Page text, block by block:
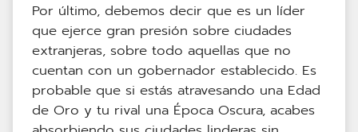
Por último, debemos decir que es un líder
que ejerce gran presión sobre ciudades
extranjeras, sobre todo aquellas que no
cuentan con un gobernador establecido. Es
probable que si estás atravesando una Edad
de Oro y tu rival una Época Oscura, acabes